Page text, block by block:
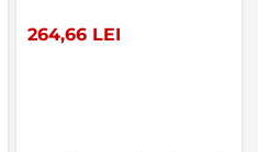
264,66 LEI